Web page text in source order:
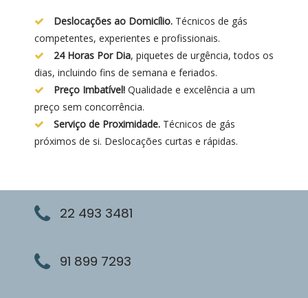
Deslocações ao Domicílio. Técnicos de gás
competentes, experientes e profissionais.
24 Horas Por Dia, piquetes de urgência, todos os
dias, incluindo fins de semana e feriados.
Preço Imbatível! Qualidade e excelência a um
preço sem concorrência.
Serviço de Proximidade. Técnicos de gás
próximos de si. Deslocações curtas e rápidas.
22 493 3481
91 899 7293